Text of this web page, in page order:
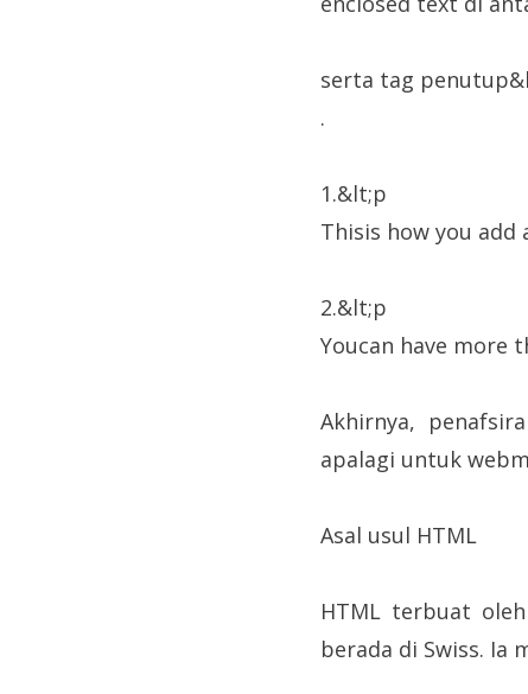
serta tag
.
1.&lt;p
Thisis how you add
2.&lt;p
Youcan have more
Akhirnya,
apalagi untuk
Asal usul HTML
HTML terbuat
berada di Swiss.